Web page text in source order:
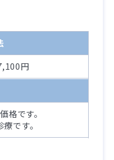
円
格です。
です。